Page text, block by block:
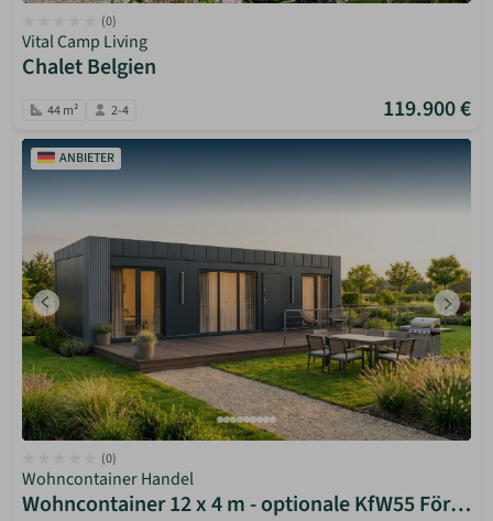
(0)
Vital Camp Living
Chalet Belgien
44 m² 2-4 119.900 €
ANBIETER
(0)
Wohncontainer Handel
Wohncontainer 12 x 4 m - optionale KfW55 Förderung